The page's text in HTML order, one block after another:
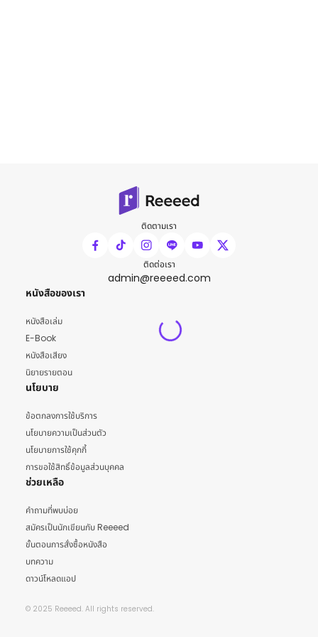
ติดตามเรา
ติดต่อเรา
admin@reeeed.com
หนังสือของเรา
หนังสือเล่ม
E-Book
หนังสือเสียง
นิยายรายตอน
นโยบาย
ข้อตกลงการใช้บริการ
นโยบายความเป็นส่วนตัว
นโยบายการใช้คุกกี้
การขอใช้สิทธิ์ข้อมูลส่วนบุคคล
ช่วยเหลือ
คำถามที่พบบ่อย
สมัครเป็นนักเขียนกับ Reeeed
ขั้นตอนการสั่งซื้อหนังสือ
บทความ
ดาวน์โหลดแอป
© 2025 Reeeed. All rights reserved.